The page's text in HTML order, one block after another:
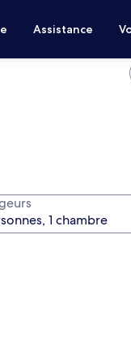
Assistance